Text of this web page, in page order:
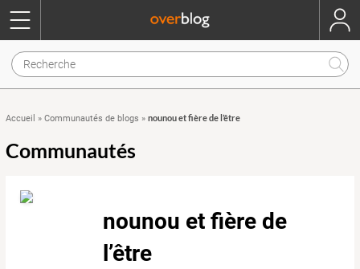
Accueil » Communautés de blogs » nounou et fière de l’être
Communautés
nounou et fière de
l’être